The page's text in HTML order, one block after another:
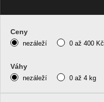
Ceny
nezáleží 0 až 400 Kč
Váhy
nezáleží 0 až 4 kg